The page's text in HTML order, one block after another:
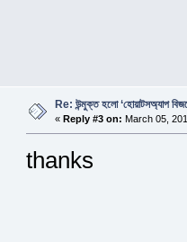
Re: উন্মুক্ত হলো ‘হোয়াটসঅ্যাপ
« Reply #3 on: March 05,
thanks